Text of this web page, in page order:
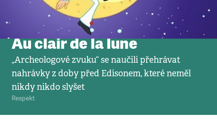
Au clair de la lune
„Archeologové zvuku“ se naučili přehrávat
nahrávky z doby před Edisonem, které neměl
nikdy nikdo slyšet
Respekt